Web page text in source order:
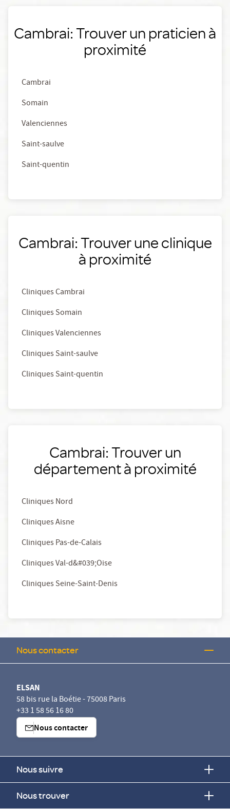
Cambrai: Trouver un praticien à
proximité
Cambrai
Somain
Valenciennes
Saint-saulve
Saint-quentin
Cambrai: Trouver une clinique
à proximité
Cliniques Cambrai
Cliniques Somain
Cliniques Valenciennes
Cliniques Saint-saulve
Cliniques Saint-quentin
Cambrai: Trouver un
département à proximité
Cliniques Nord
Cliniques Aisne
Cliniques Pas-de-Calais
Cliniques Val-d&#039;Oise
Cliniques Seine-Saint-Denis
Nous contacter
ELSAN
58 bis rue la Boétie - 75008 Paris
+33 1 58 56 16 80
Nous contacter
Nous suivre
Nous trouver